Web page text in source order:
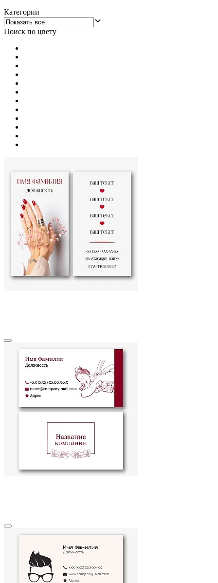
Категории
Поиск по цвету